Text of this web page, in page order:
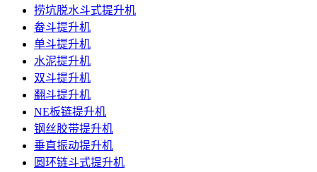
捞坑脱水斗式提升机
畚斗提升机
单斗提升机
水泥提升机
双斗提升机
翻斗提升机
NE板链提升机
钢丝胶带提升机
垂直振动提升机
圆环链斗式提升机